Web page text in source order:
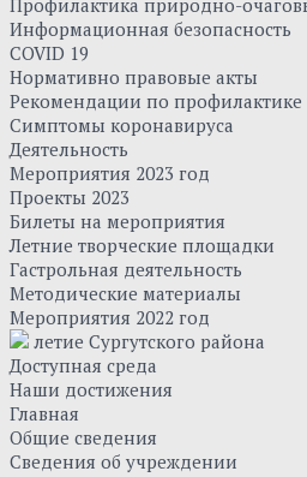
Профилактика природно-
Информационная безопасность
COVID 19
Нормативно правовые акты
Рекомендации по
Симптомы коронавируса
Деятельность
Мероприятия 2023 год
Проекты 2023
Билеты на мероприятия
Летние творческие площадки
Гастрольная деятельность
Методические материалы
Мероприятия 2022 год
летие Сургутского района
Доступная среда
Наши достижения
Главная
Общие сведения
Сведения об учреждении